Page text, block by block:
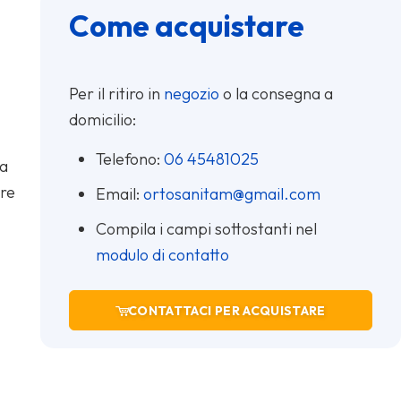
Come acquistare
Per il ritiro in negozio o la consegna a
domicilio:
Telefono: 06 45481025
Email: ortosanitam@gmail.com
Compila i campi sottostanti nel
modulo di contatto
CONTATTACI PER ACQUISTARE